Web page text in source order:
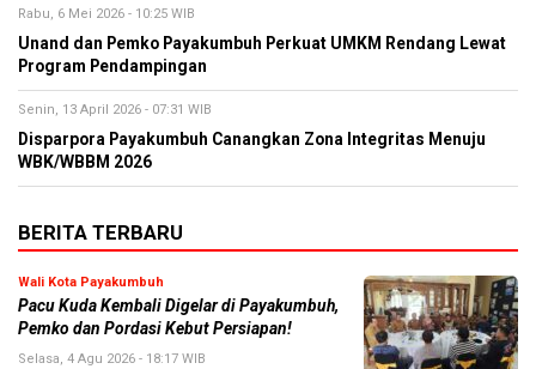
Rabu, 6 Mei 2026 - 10:25 WIB
Unand dan Pemko Payakumbuh Perkuat UMKM Rendang Lewat
Program Pendampingan
Senin, 13 April 2026 - 07:31 WIB
Disparpora Payakumbuh Canangkan Zona Integritas Menuju
WBK/WBBM 2026
BERITA TERBARU
Wali Kota Payakumbuh
Pacu Kuda Kembali Digelar di Payakumbuh,
Pemko dan Pordasi Kebut Persiapan!
Selasa, 4 Agu 2026 - 18:17 WIB